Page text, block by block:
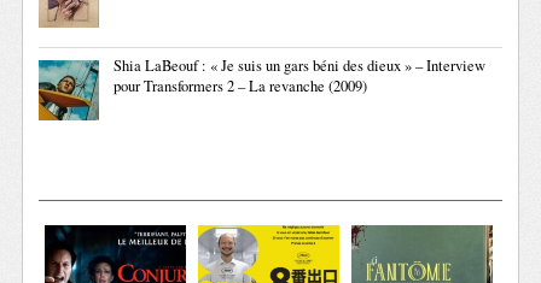
Shia LaBeouf : « Je suis un gars béni des dieux » – Interview
pour Transformers 2 – La revanche (2009)